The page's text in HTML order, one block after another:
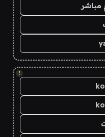
مباشر
!